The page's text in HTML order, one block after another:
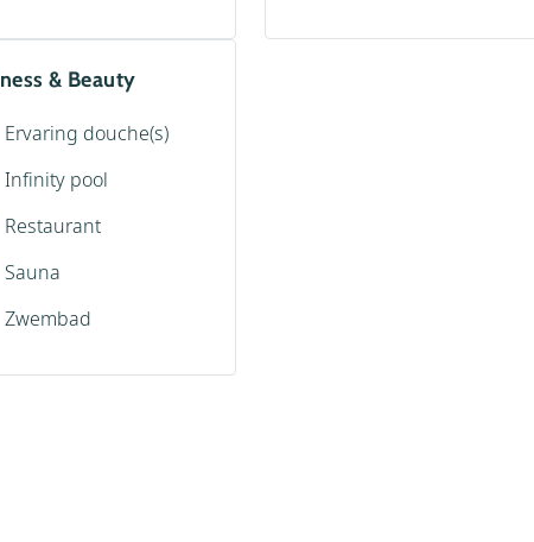
& Beauty
Ervaring douche(s)
Infinity pool
Restaurant
Sauna
Zwembad